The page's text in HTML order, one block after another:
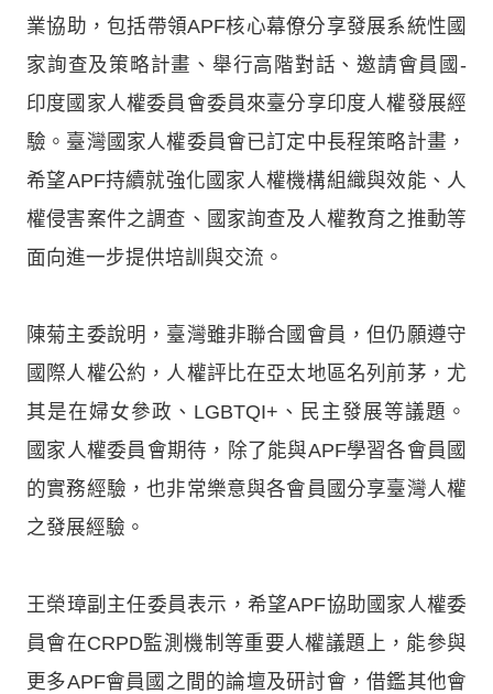
業協助，包括帶領APF核心幕僚分享發展系統性國
家詢查及策略計畫、舉行高階對話、邀請會員國-
印度國家人權委員會委員來臺分享印度人權發展經
驗。臺灣國家人權委員會已訂定中長程策略計畫，
希望APF持續就強化國家人權機構組織與效能、人
權侵害案件之調查、國家詢查及人權教育之推動等
面向進一步提供培訓與交流。
陳菊主委說明，臺灣雖非聯合國會員，但仍願遵守
國際人權公約，人權評比在亞太地區名列前茅，尤
其是在婦女參政、LGBTQI+、民主發展等議題。
國家人權委員會期待，除了能與APF學習各會員國
的實務經驗，也非常樂意與各會員國分享臺灣人權
之發展經驗。
王榮璋副主任委員表示，希望APF協助國家人權委
員會在CRPD監測機制等重要人權議題上，能參與
更多APF會員國之間的論壇及研討會，借鑑其他會